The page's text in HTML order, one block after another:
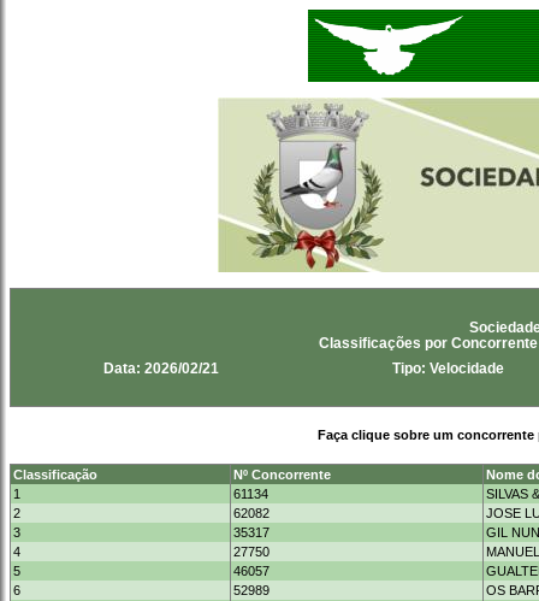
Classificações por Concorrente
Data: 2026/02/21
Tipo: Velocidade
Faça clique sobre um
Classificação Nº Concorrente
Nome
1
61134
SILVAS
2
62082
JOSE
3
35317
GIL
4
27750
5
46057
6
52989
OS